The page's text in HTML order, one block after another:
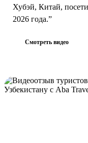
Хубэй, Китай,
2026 года.”
Смотреть видео